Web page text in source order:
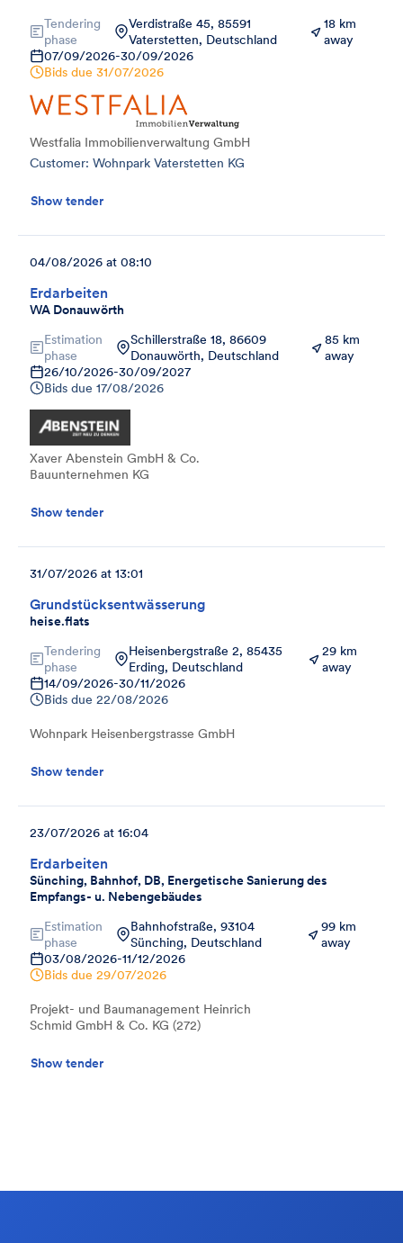
Tendering
phase
Verdistraße 45, 85591
Vaterstetten, Deutschland
18 km
away
07/09/2026-30/09/2026
Bids due 31/07/2026
Westfalia Immobilienverwaltung GmbH
Customer: Wohnpark Vaterstetten KG
Show tender
Erdarbeiten
WA Donauwörth
04/08/2026 at 08:10
Estimation
phase
Schillerstraße 18, 86609
Donauwörth, Deutschland
85 km
away
26/10/2026-30/09/2027
Bids due 17/08/2026
Xaver Abenstein GmbH & Co.
Bauunternehmen KG
Show tender
Grundstücksentwässerung
heise.flats
31/07/2026 at 13:01
Tendering
phase
Heisenbergstraße 2, 85435
Erding, Deutschland
29 km
away
14/09/2026-30/11/2026
Bids due 22/08/2026
Wohnpark Heisenbergstrasse GmbH
Show tender
Erdarbeiten
Sünching, Bahnhof, DB, Energetische Sanierung des
Empfangs- u. Nebengebäudes
23/07/2026 at 16:04
Estimation
phase
Bahnhofstraße, 93104
Sünching, Deutschland
99 km
away
03/08/2026-11/12/2026
Bids due 29/07/2026
Projekt- und Baumanagement Heinrich
Schmid GmbH & Co. KG (272)
Show tender